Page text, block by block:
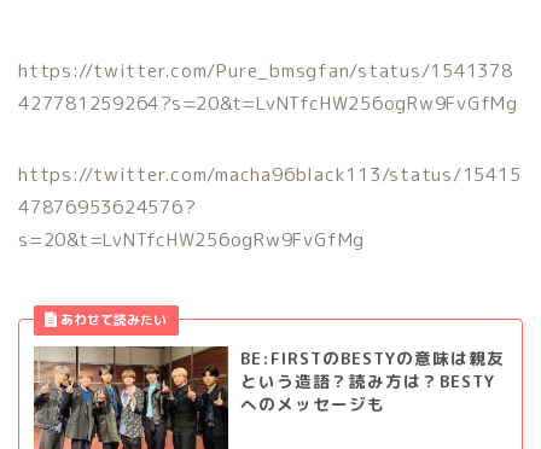
https://twitter.com/Pure_bmsgfan/status/1541378
427781259264?s=20&t=LvNTfcHW256ogRw9FvGfMg
https://twitter.com/macha96black113/status/15415
47876953624576?
s=20&t=LvNTfcHW256ogRw9FvGfMg
BE:FIRSTのBESTYの意味は親友
という造語？読み方は？BESTY
へのメッセージも